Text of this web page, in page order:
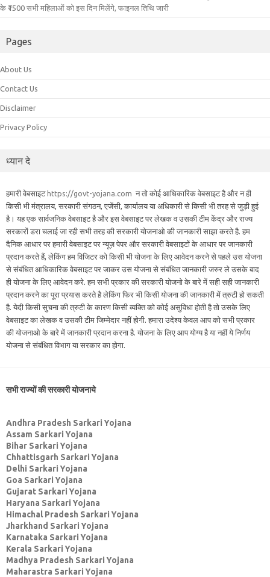
के ₹1500 सभी महिलाओं को इस दिन मिलेंगे, फाइनल तिथि जारी
Pages
About Us
Contact Us
Disclaimer
Privacy Policy
ध्यान दे
हमारी वेबसाइटhttps://govt-yojana.com न तो कोई आधिकारिक वेबसाइट है और न ही
किसी भी मंत्रालय, सरकारी संगठन, एजेंसी, कार्यालय या अधिकारी से किसी भी तरह से जुड़ी हुई
है। यह एक सार्वजनिक वेबसाइट है और इस वेबसाइट पर लेखक व उसकी टीम केंद्र और राज्य
सरकारों डरा चलाई जा रही सभी तरह की सरकारी योजनाओ की जानकारी साझा करते है. हम
दैनिक आधार पर हमारी वेबसाइट पर न्यूज़ पेपर और सरकारी वेबसाइटों के आधार पर जानकारी
प्रदान करते हैं, लेकिंग हम विजिटर को किसी भी योजना के लिए आवेदन करने से पहले उस योजना
से संबंधित आधिकारिक वेबसाइट पर जाकर उस योजना से संबंधित जानकारी जरुर ले उसके बाद
ही योजना के लिए आवेदन करे. हम सभी प्रकार की सरकारी योजनो के बारे में सही सही जानकारी
प्रदान करने का पूरा प्रयास करते है लेकिंग फिर भी किसी योजना की जानकारी में त्रुटी हो सकती
है. येदी किसी सुचना की त्रुटी के कारण किसी व्यक्ति को कोई असुविधा होती है तो उसके लिए
वेबसाइट का लेखक व उसकी टीम जिम्मेदार नहीं होगी. हमारा उदेश्य केवल आप को सभी प्रकार
की योजनाओ के बारे में जानकारी प्रदान करना है. योजना के लिए आप योग्य है या नहीं ये निर्णय
योजना से संबंधित विभाग या सरकार का होगा.
सभी राज्यों की सरकारी योजनाये
Andhra Pradesh Sarkari Yojana
Assam Sarkari Yojana
Bihar Sarkari Yojana
Chhattisgarh Sarkari Yojana
Delhi Sarkari Yojana
Goa Sarkari Yojana
Gujarat Sarkari Yojana
Haryana Sarkari Yojana
Himachal Pradesh Sarkari Yojana
Jharkhand Sarkari Yojana
Karnataka Sarkari Yojana
Kerala Sarkari Yojana
Madhya Pradesh Sarkari Yojana
Maharastra Sarkari Yojana